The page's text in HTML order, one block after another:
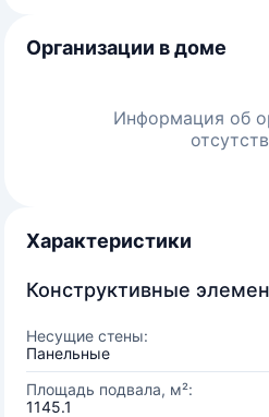
Организации в доме
Информация об
Характеристики
Конструктивные
Несущие стены:
Панельные
Площадь подвала, м²:
1145.1